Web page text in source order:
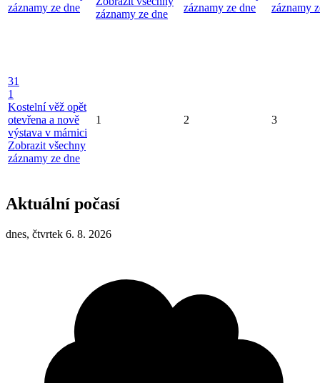
záznamy ze dne
záznamy ze dne
záznamy ze dne
záznamy
31
1
Kostelní věž opět
otevřena a nově
výstava v márnici
Zobrazit všechny
záznamy ze dne
1 2 3
Aktuální počasí
dnes, čtvrtek 6. 8. 2026